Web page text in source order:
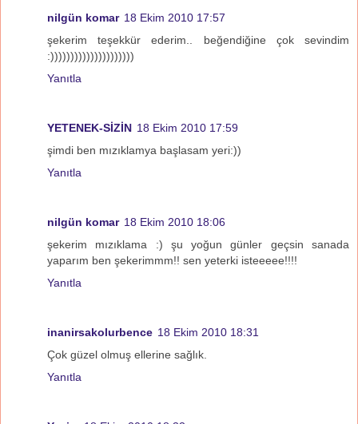
nilgün komar 18 Ekim 2010 17:57
şekerim teşekkür ederim.. beğendiğine çok sevindim
:)))))))))))))))))))))
Yanıtla
YETENEK-SİZİN 18 Ekim 2010 17:59
şimdi ben mızıklamya başlasam yeri:))
Yanıtla
nilgün komar 18 Ekim 2010 18:06
şekerim mızıklama :) şu yoğun günler geçsin sanada
yaparım ben şekerimmm!! sen yeterki isteeeee!!!!
Yanıtla
inanirsakolurbence 18 Ekim 2010 18:31
Çok güzel olmuş ellerine sağlık.
Yanıtla